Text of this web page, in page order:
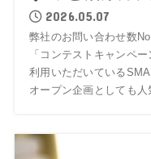
2026.05.07
弊社のお問い合わせ数
「コンテストキャンペ
利用いただいている
オープン企画としても